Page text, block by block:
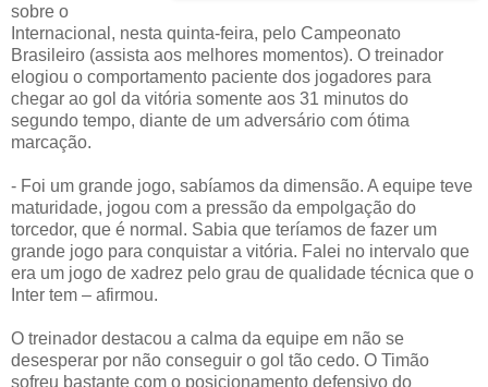
sobre o
Internacional, nesta quinta-feira, pelo Campeonato
Brasileiro (assista aos melhores momentos). O treinador
elogiou o comportamento paciente dos jogadores para
chegar ao gol da vitória somente aos 31 minutos do
segundo tempo, diante de um adversário com ótima
marcação.
- Foi um grande jogo, sabíamos da dimensão. A equipe teve
maturidade, jogou com a pressão da empolgação do
torcedor, que é normal. Sabia que teríamos de fazer um
grande jogo para conquistar a vitória. Falei no intervalo que
era um jogo de xadrez pelo grau de qualidade técnica que o
Inter tem – afirmou.
O treinador destacou a calma da equipe em não se
desesperar por não conseguir o gol tão cedo. O Timão
sofreu bastante com o posicionamento defensivo do